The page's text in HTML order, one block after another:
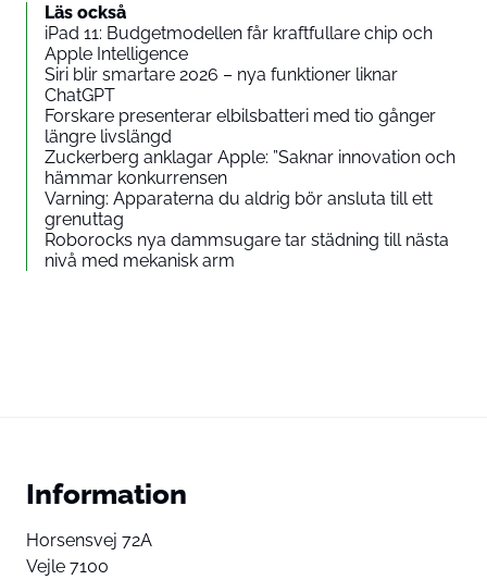
Läs också
iPad 11: Budgetmodellen får kraftfullare chip och
Apple Intelligence
Siri blir smartare 2026 – nya funktioner liknar
ChatGPT
Forskare presenterar elbilsbatteri med tio gånger
längre livslängd
Zuckerberg anklagar Apple: ”Saknar innovation och
hämmar konkurrensen
Varning: Apparaterna du aldrig bör ansluta till ett
grenuttag
Roborocks nya dammsugare tar städning till nästa
nivå med mekanisk arm
Information
Horsensvej 72A
Vejle 7100